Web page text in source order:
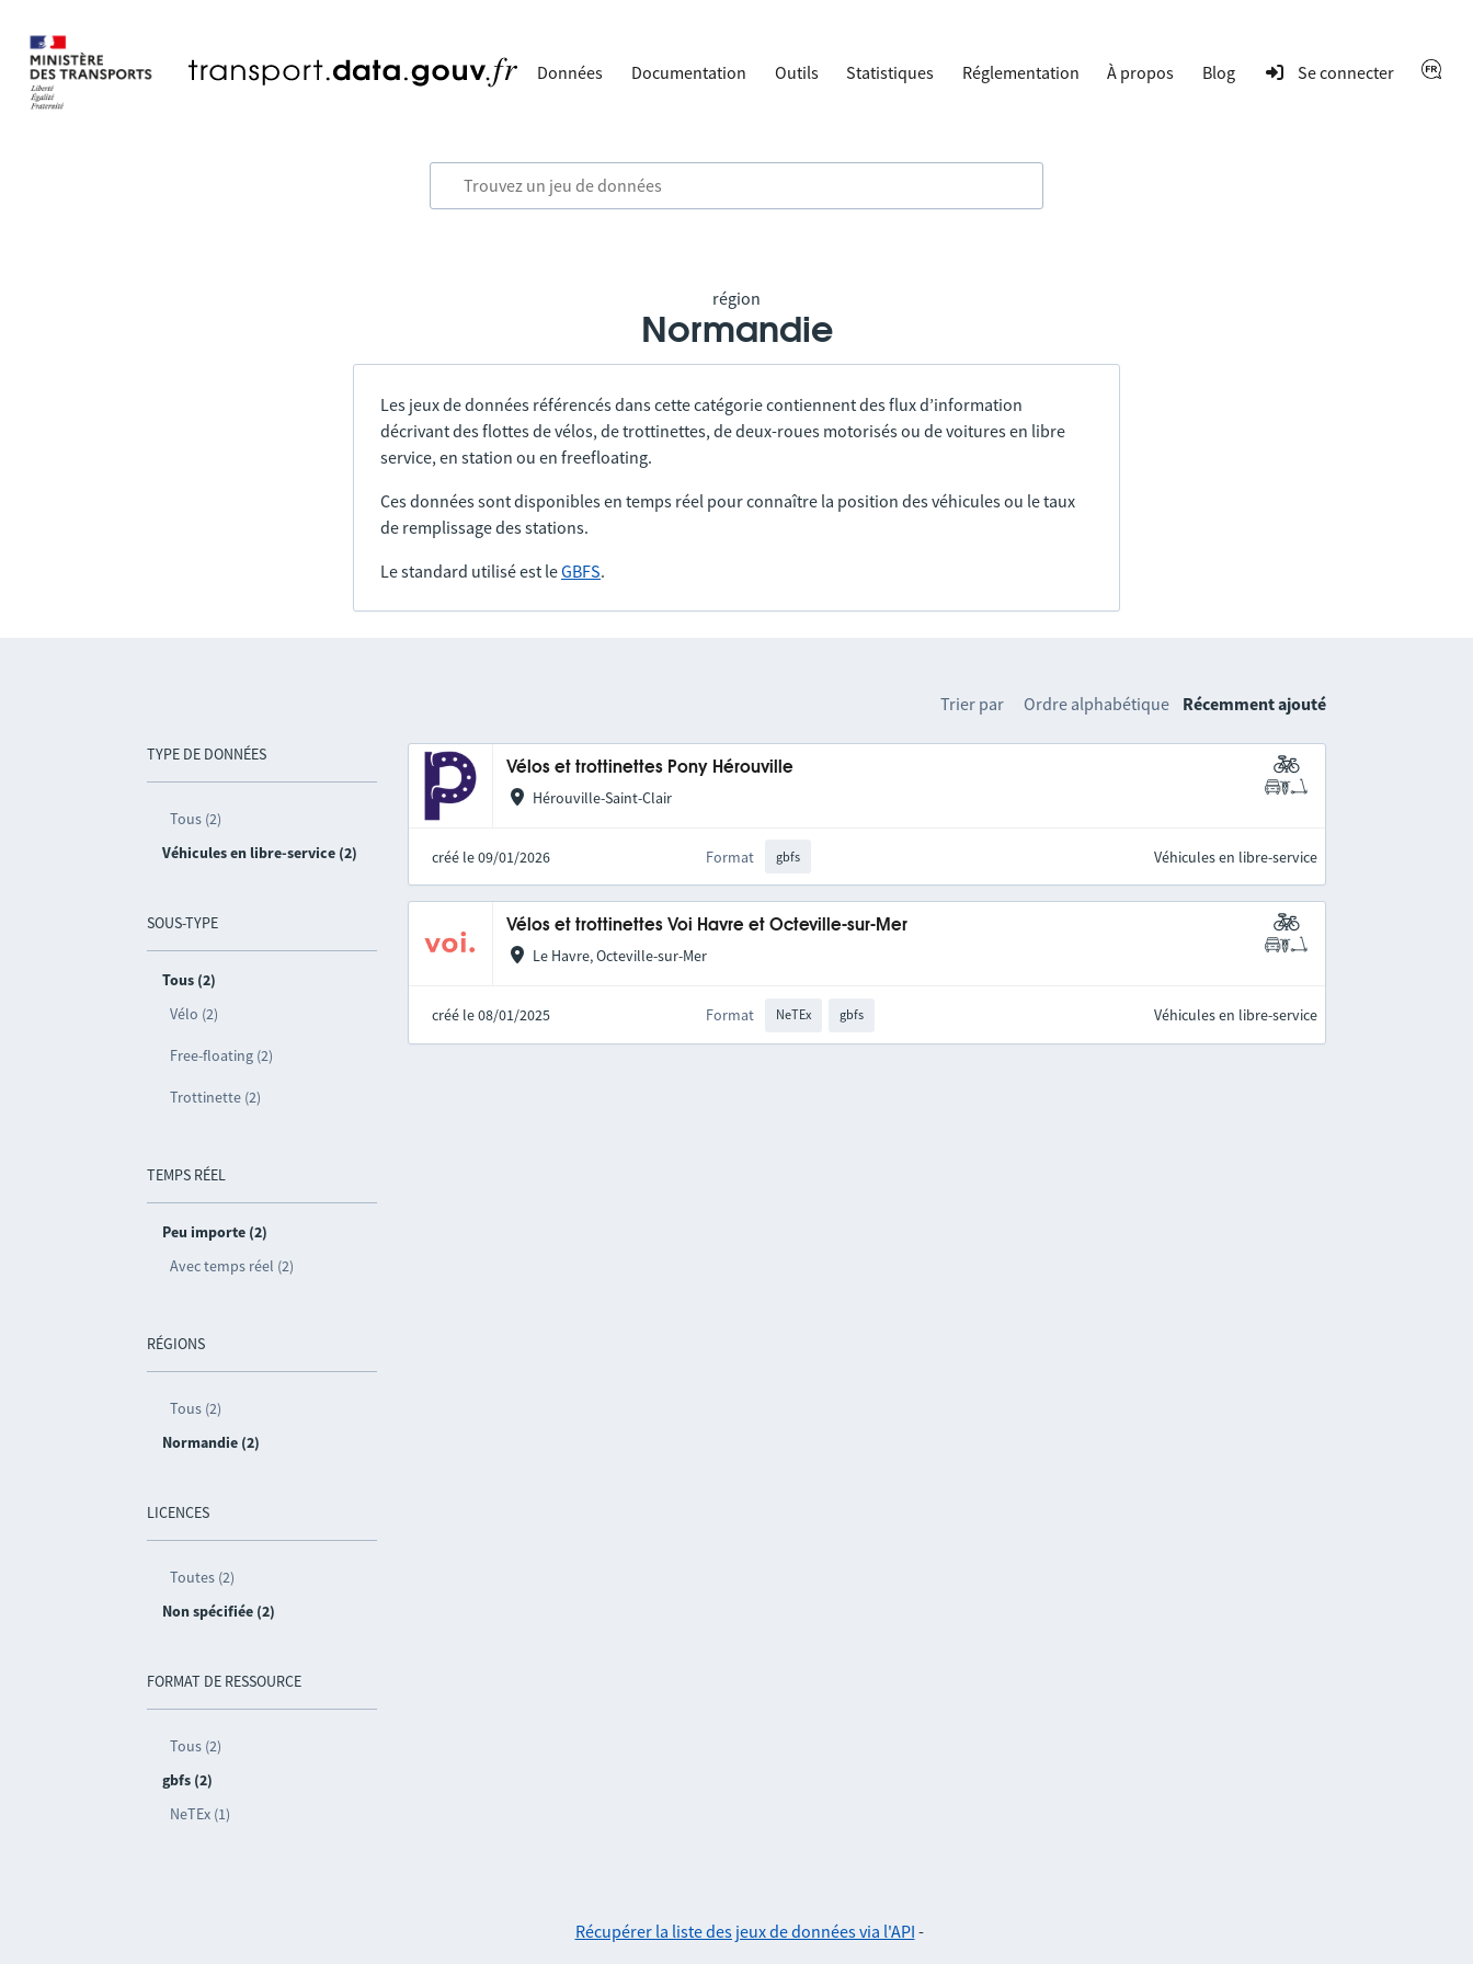
Données Documentation Outils Statistiques Réglementation À propos Blog Se connecter
région
Normandie
Les jeux de données référencés dans cette catégorie contiennent des flux d’information
décrivant des flottes de vélos, de trottinettes, de deux-roues motorisés ou de voitures en libre
service, en station ou en freefloating.
Ces données sont disponibles en temps réel pour connaître la position des véhicules ou le taux
de remplissage des stations.
Le standard utilisé est leGBFS.
TYPE DE DONNÉES
Tous (2)
Véhicules en libre-service (2)
SOUS-TYPE
Tous (2)
Vélo (2)
Free-floating (2)
Trottinette (2)
TEMPS RÉEL
Peu importe (2)
Avec temps réel (2)
RÉGIONS
Tous (2)
Normandie (2)
LICENCES
Toutes (2)
Non spécifiée (2)
FORMAT DE RESSOURCE
Tous (2)
gbfs (2)
NeTEx (1)
Trier par Ordre alphabétique Récemment ajouté
Vélos et trottinettes Pony Hérouville
Hérouville-Saint-Clair
créé le 09/01/2026 Format gbfs Véhicules en libre-service
Vélos et trottinettes Voi Havre et Octeville-sur-Mer
Le Havre, Octeville-sur-Mer
créé le 08/01/2025 Format NeTEx gbfs Véhicules en libre-service
Récupérer la liste des jeux de données via l'API -